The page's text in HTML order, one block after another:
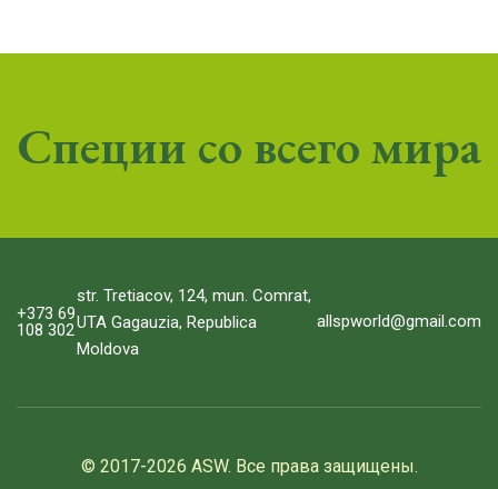
Специи со всего мира
+373 69
108 302
str. Tretiacov, 124, mun. Comrat,
UTA Gagauzia, Republica
Moldova
allspworld@gmail.com
© 2017-2026 ASW. Все права защищены.